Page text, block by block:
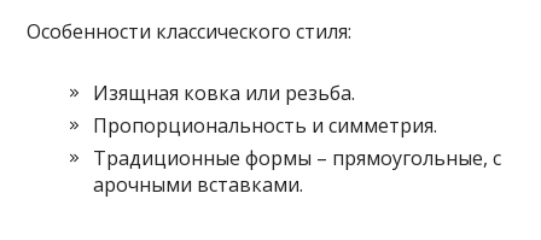
Особенности классического стиля:
Изящная ковка или резьба.
Пропорциональность и симметрия.
Традиционные формы – прямоугольные, с
арочными вставками.